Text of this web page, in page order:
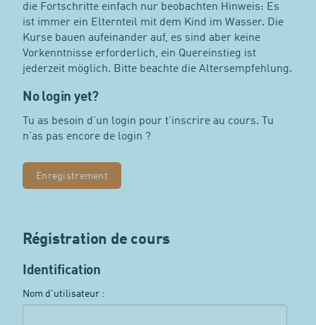
die Fortschritte einfach nur beobachten Hinweis: Es
ist immer ein Elternteil mit dem Kind im Wasser. Die
Kurse bauen aufeinander auf, es sind aber keine
Vorkenntnisse erforderlich, ein Quereinstieg ist
jederzeit möglich. Bitte beachte die Altersempfehlung.
No login yet?
Tu as besoin d'un login pour t'inscrire au cours. Tu
n'as pas encore de login ?
Enregistrement
Régistration de cours
Identification
Nom d'utilisateur :